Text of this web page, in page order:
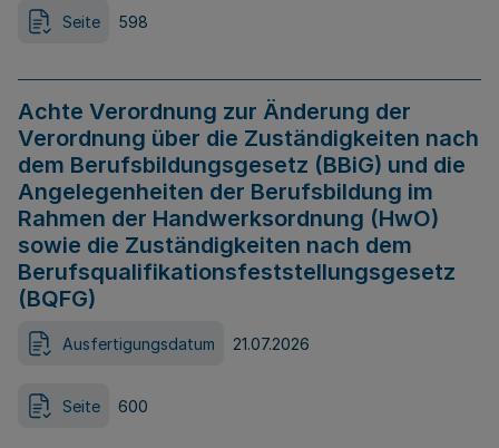
Seite 598
Achte Verordnung zur Änderung der
Verordnung über die Zuständigkeiten nach
dem Berufsbildungsgesetz (BBiG) und die
Angelegenheiten der Berufsbildung im
Rahmen der Handwerksordnung (HwO)
sowie die Zuständigkeiten nach dem
Berufsqualifikationsfeststellungsgesetz
(BQFG)
Ausfertigungsdatum 21.07.2026
Seite 600